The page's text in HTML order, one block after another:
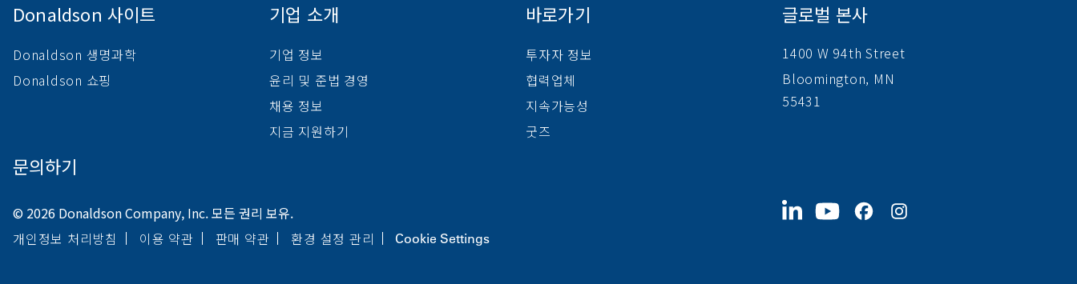
Donaldson 사이트
Donaldson 생명과학
Donaldson 쇼핑
기업 소개
기업 정보
윤리 및 준법 경영
채용 정보
지금 지원하기
바로가기
투자자 정보
협력업체
지속가능성
굿즈
글로벌 본사
1400 W 94th Street
Bloomington, MN
55431
문의하기
© 2026 Donaldson Company, Inc. 모든 권리 보유.
개인정보 처리방침
이용 약관 판매 약관 환경 설정 관리 Cookie Settings